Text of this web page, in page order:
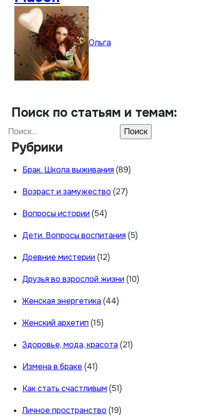
Ольга
Поиск по статьям и темам:
Найти:
Рубрики
Брак. Школа выживания (89)
Возраст и замужество (27)
Вопросы истории (54)
Дети. Вопросы воспитания (5)
Древние мистерии (12)
Друзья во взрослой жизни (10)
Женская энергетика (44)
Женский архетип (15)
Здоровье, мода, красота (21)
Измена в браке (41)
Как стать счастливым (51)
Личное пространство (19)